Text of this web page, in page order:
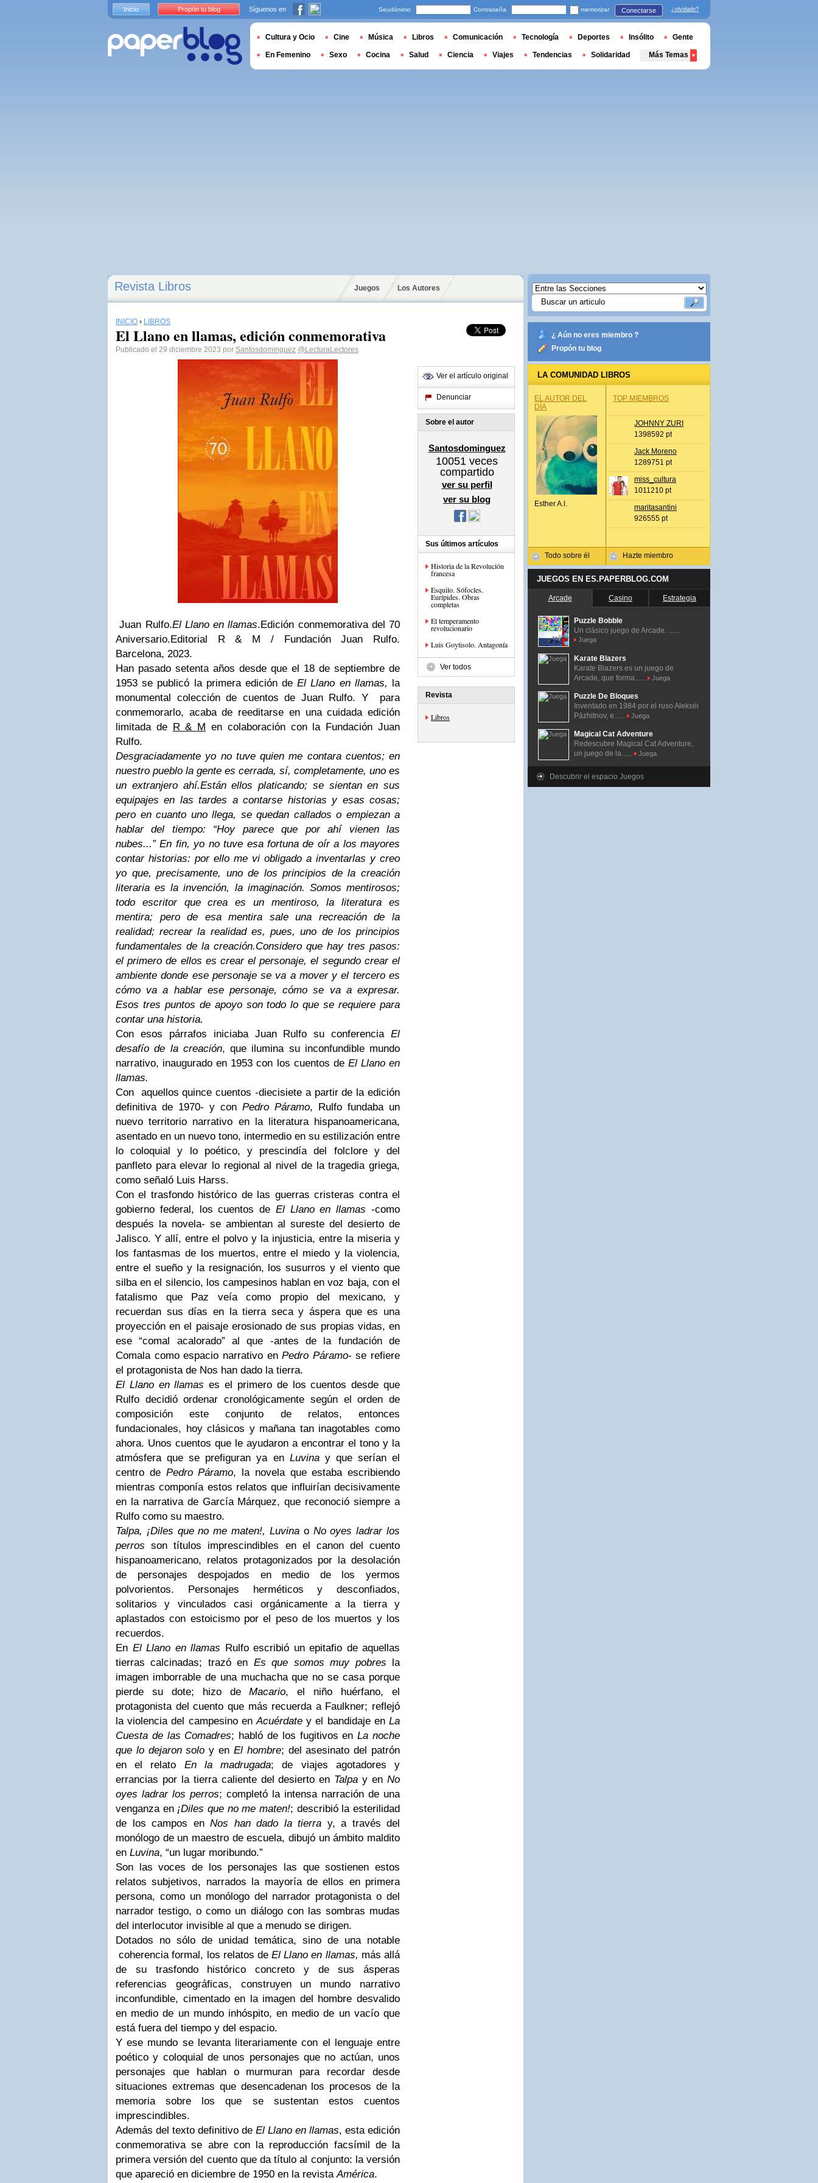
Revista Libros Juegos Los Autores
INICIO › LIBROS
El Llano en llamas, edición conmemorativa
Publicado el 29 diciembre 2023 por Santosdominguez @LecturaLectores
Juan Rulfo.El Llano en llamas.Edición conmemorativa del 70
Aniversario.Editorial R & M / Fundación Juan Rulfo.
Barcelona, 2023.
Han pasado setenta años desde que el 18 de septiembre de
1953 se publicó la primera edición deEl Llano en llamas, la
monumental colección de cuentos de Juan Rulfo. Y para
conmemorarlo, acaba de reeditarse en una cuidada edición
limitada de R & M en colaboración con la Fundación Juan
Rulfo.
Desgraciadamente yo no tuve quien me contara cuentos; en
nuestro pueblo la gente es cerrada, sí, completamente, uno es
un extranjero ahí.Están ellos platicando; se sientan en sus
equipajes en las tardes a contarse historias y esas cosas;
pero en cuanto uno llega, se quedan callados o empiezan a
hablar del tiempo: “Hoy parece que por ahí vienen las
nubes...” En fin, yo no tuve esa fortuna de oír a los mayores
contar historias: por ello me vi obligado a inventarlas y creo
yo que, precisamente, uno de los principios de la creación
literaria es la invención, la imaginación. Somos mentirosos;
todo escritor que crea es un mentiroso, la literatura es
mentira; pero de esa mentira sale una recreación de la
realidad; recrear la realidad es, pues, uno de los principios
fundamentales de la creación.Considero que hay tres pasos:
el primero de ellos es crear el personaje, el segundo crear el
ambiente donde ese personaje se va a mover y el tercero es
cómo va a hablar ese personaje, cómo se va a expresar.
Esos tres puntos de apoyo son todo lo que se requiere para
contar una historia.
Con esos párrafos iniciaba Juan Rulfo su conferencia El
desafío de la creación, que ilumina su inconfundible mundo
narrativo, inaugurado en 1953 con los cuentos de El Llano en
llamas.
Con aquellos quince cuentos -diecisiete a partir de la edición
definitiva de 1970- y con Pedro Páramo, Rulfo fundaba un
nuevo territorio narrativo en la literatura hispanoamericana,
asentado en un nuevo tono, intermedio en su estilización entre
lo coloquial y lo poético, y prescindía del folclore y del
panfleto para elevar lo regional al nivel de la tragedia griega,
como señaló Luis Harss.
Con el trasfondo histórico de las guerras cristeras contra el
gobierno federal, los cuentos de El Llano en llamas -como
después la novela- se ambientan al sureste del desierto de
Jalisco. Y allí, entre el polvo y la injusticia, entre la miseria y
los fantasmas de los muertos, entre el miedo y la violencia,
entre el sueño y la resignación, los susurros y el viento que
silba en el silencio, los campesinos hablan en voz baja, con el
fatalismo que Paz veía como propio del mexicano, y
recuerdan sus días en la tierra seca y áspera que es una
proyección en el paisaje erosionado de sus propias vidas, en
ese “comal acalorado” al que -antes de la fundación de
Comala como espacio narrativo enPedro Páramo- se refiere
el protagonista de Nos han dado la tierra.
El Llano en llamas es el primero de los cuentos desde que
Rulfo decidió ordenar cronológicamente según el orden de
composición este conjunto de relatos, entonces
fundacionales, hoy clásicos y mañana tan inagotables como
ahora. Unos cuentos que le ayudaron a encontrar el tono y la
atmósfera que se prefiguran ya en Luvinay que serían el
centro de Pedro Páramo, la novela que estaba escribiendo
mientras componía estos relatos que influirían decisivamente
en la narrativa de García Márquez, que reconoció siempre a
Rulfo como su maestro.
Talpa, ¡Diles que no me maten!, Luvina oNo oyes ladrar los
perros son títulos imprescindibles en el canon del cuento
hispanoamericano, relatos protagonizados por la desolación
de personajes despojados en medio de los yermos
polvorientos. Personajes herméticos y desconfiados,
solitarios y vinculados casi orgánicamente a la tierra y
aplastados con estoicismo por el peso de los muertos y los
recuerdos.
En El Llano en llamas Rulfo escribió un epitafio de aquellas
tierras calcinadas; trazó en Es que somos muy pobres la
imagen imborrable de una muchacha que no se casa porque
pierde su dote; hizo deMacario, el niño huérfano, el
protagonista del cuento que más recuerda a Faulkner; reflejó
la violencia del campesino enAcuérdate y el bandidaje en La
Cuesta de las Comadres; habló de los fugitivos enLa noche
que lo dejaron solo y en El hombre; del asesinato del patrón
en el relato En la madrugada; de viajes agotadores y
errancias por la tierra caliente del desierto en Talpa y enNo
oyes ladrar los perros; completó la intensa narración de una
venganza en¡Diles que no me maten!; describió la esterilidad
de los campos en Nos han dado la tierra y, a través del
monólogo de un maestro de escuela, dibujó un ámbito maldito
en Luvina, “un lugar moribundo.”
Son las voces de los personajes las que sostienen estos
relatos subjetivos, narrados la mayoría de ellos en primera
persona, como un monólogo del narrador protagonista o del
narrador testigo, o como un diálogo con las sombras mudas
del interlocutor invisible al que a menudo se dirigen.
Dotados no sólo de unidad temática, sino de una notable
coherencia formal, los relatos deEl Llano en llamas, más allá
de su trasfondo histórico concreto y de sus ásperas
referencias geográficas, construyen un mundo narrativo
inconfundible, cimentado en la imagen del hombre desvalido
en medio de un mundo inhóspito, en medio de un vacío que
está fuera del tiempo y del espacio.
Y ese mundo se levanta literariamente con el lenguaje entre
poético y coloquial de unos personajes que no actúan, unos
personajes que hablan o murmuran para recordar desde
situaciones extremas que desencadenan los procesos de la
memoria sobre los que se sustentan estos cuentos
imprescindibles.
Además del texto definitivo de El Llano en llamas, esta edición
conmemorativa se abre con la reproducción facsímil de la
primera versión del cuento que da título al conjunto: la versión
que apareció en diciembre de 1950 en la revistaAmérica.
Ver el artículo original
Denunciar
Sobre el autor
Santosdominguez
10051 veces
compartido
ver su perfil
ver su blog
Sus últimos artículos
Historia de la Revolución
francesa
Esquilo. Sófocles.
Eurípides. Obras
completas
El temperamento
revolucionario
Luis Goytisolo. Antagonía
Ver todos
Revista
Libros
¿ Aún no eres miembro ?
Propón tu blog
LA COMUNIDAD LIBROS
EL AUTOR DEL
DÍA
Esther A.l.
Todo sobre él
TOP MIEMBROS
JOHNNY ZURI
1398592 pt
Jack Moreno
1289751 pt
miss_cultura
1011210 pt
maritasantini
926555 pt
Hazte miembro
JUEGOS EN ES.PAPERBLOG.COM
Arcade Casino Estrategia
Puzzle Bobble
Un clásico juego de Arcade. ......
Juega
Karate Blazers
Karate Blazers es un juego de
Arcade, que forma......
Juega
Puzzle De Bloques
Inventado en 1984 por el ruso Alekséi
Pázhitnov, e......
Juega
Magical Cat Adventure
Redescubre Magical Cat Adventure,
un juego de la......
Juega
Descubrir el espacio Juegos
Inicio Propón tu blog Síguenos en Seudónimo Contraseña memorizar Conectarse ¿olvidado?
Cultura y Ocio Cine Música Libros Comunicación Tecnología Deportes Insólito Gente
En Femenino Sexo Cocina Salud Ciencia Viajes Tendencias Solidaridad Más Temas